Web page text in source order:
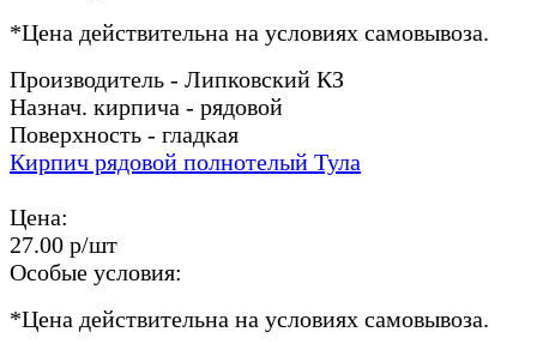
*Цена действительна на условиях самовывоза.
Производитель - Липковский КЗ
Назнач. кирпича - рядовой
Поверхность - гладкая
Кирпич рядовой полнотелый Тула
Цена:
27.00 р/шт
Особые условия:
*Цена действительна на условиях самовывоза.